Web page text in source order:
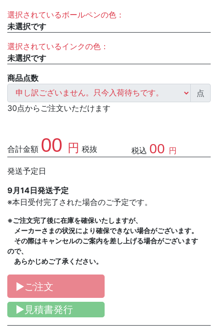
選択されているボールペンの色：
未選択です
選択されているインクの色：
未選択です
商品点数
点
30点からご注文いただけます
合計金額 00 円 税抜 税込 00 円
発送予定日
9月14日発送予定
※本日受付完了された場合のご予定です。
※ご注文完了後に在庫を確保いたしますが、
メーカーさまの状況により確保できない場合がございます。
その際はキャンセルのご案内を差し上げる場合がございます
ので、
あらかじめご了承ください。
▶ご注文
▶見積書発行